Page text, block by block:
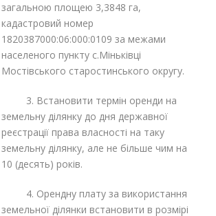
загальною площею 3,3848 га,
кадастровий номер
1820387000:06:000:0109 за межами
населеного пункту с.Міньківці
Мостівського старостинського округу.
3. Встановити термін оренди на
земельну ділянку до дня державної
реєстрації права власності на таку
земельну ділянку, але не більше чим на
10 (десять) років.
4. Орендну плату за використання
земельної ділянки встановити в розмірі